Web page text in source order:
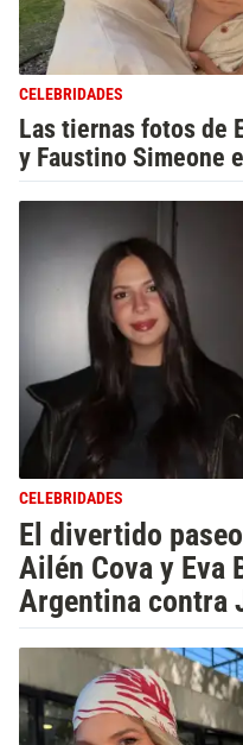
CELEBRIDADES
Las tiernas fotos de
y Faustino Simeone
CELEBRIDADES
El divertido
Ailén Cova y Eva
Argentina contra